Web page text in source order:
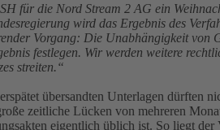
für die Nord Stream 2 AG ein
wird das Ergebnis des
Vorgang: Die Unabhängigkeit von
festlegen. Wir werden weitere
streiten.“
übersandten Unterlagen dürften
zeitliche Lücken von mehreren
eigentlich üblich ist. So liegt der